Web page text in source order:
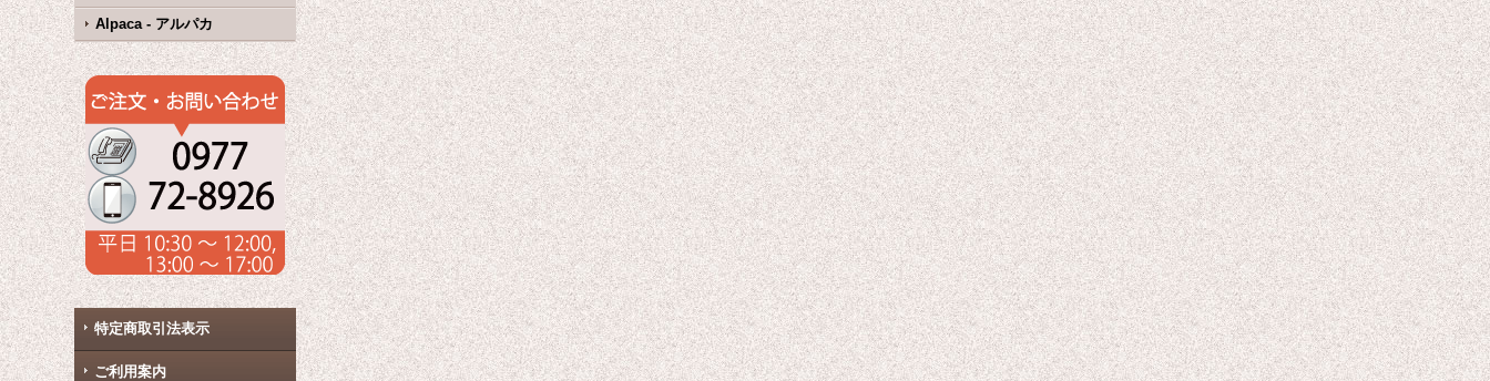
Alpaca - アルパカ
特定商取引法表示
ご利用案内